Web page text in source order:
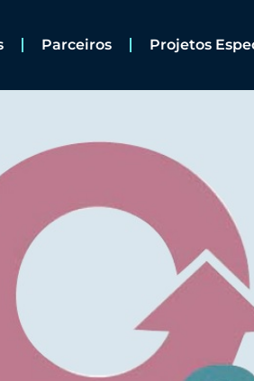
Parceiros Projetos